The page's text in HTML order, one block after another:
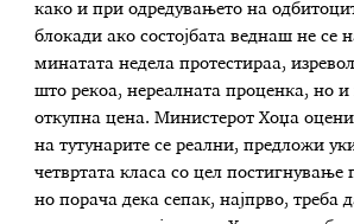
како и при одредувањето на
блокади ако состојбата веднаш не се
минатата недела протестираа,
што рекоа, нереалната проценка, но
откупна цена. Министерот Хоџа
на тутунарите се реални, предложи
четвртата класа со цел постигнување
но порача дека сепак, најпрво, треба